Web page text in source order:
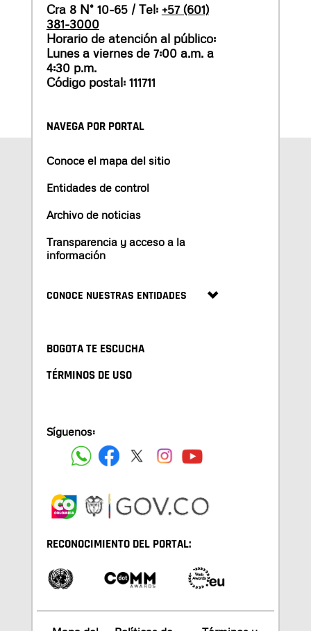
Cra 8 N° 10-65 / Tel: +57 (601)
381-3000
Horario de atención al público:
Lunes a viernes de 7:00 a.m. a
4:30 p.m.
Código postal: 111711
NAVEGA POR PORTAL
Conoce el mapa del sitio
Entidades de control
Archivo de noticias
Transparencia y acceso a la
información
CONOCE NUESTRAS ENTIDADES
BOGOTA TE ESCUCHA
TÉRMINOS DE USO
Síguenos:
RECONOCIMIENTO DEL PORTAL: